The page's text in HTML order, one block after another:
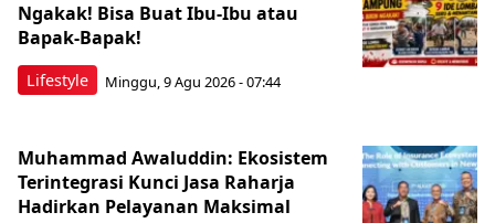
Lifestyle
Ngakak! Bisa Buat Ibu-Ibu atau
Bapak-Bapak!
Minggu, 9 Agu 2026 - 07:44
Muhammad Awaluddin: Ekosistem
Terintegrasi Kunci Jasa Raharja
Hadirkan Pelayanan Maksimal